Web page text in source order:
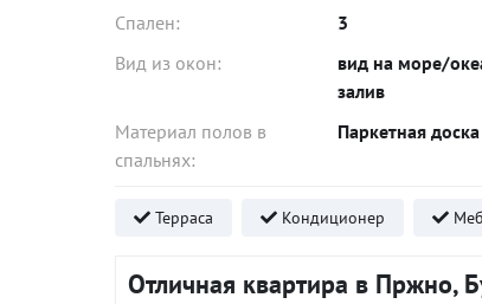
Спален: 3
Вид из окон:
вид на море/
залив
Материал полов в
спальнях:
Паркетная доска
Терраса Кондиционер
Отличная квартира в Пржно,